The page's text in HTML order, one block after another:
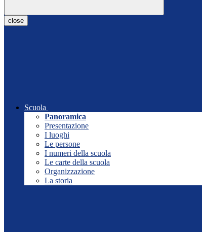
close
Scuola
Panoramica
Presentazione
I luoghi
Le persone
I numeri della scuola
Le carte della scuola
Organizzazione
La storia